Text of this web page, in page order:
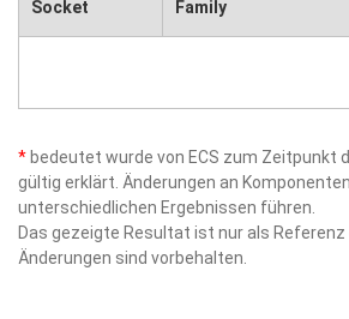
Socket Family
* bedeutet wurde von ECS zum Zeitpunkt
gültig erklärt. Änderungen an
unterschiedlichen Ergebnissen führen.
Das gezeigte Resultat ist nur als Referenz
Änderungen sind vorbehalten.